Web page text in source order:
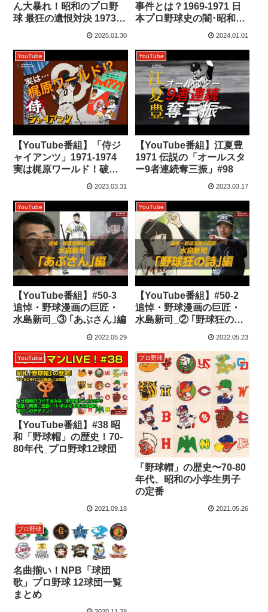
ん大暴れ！昭和のプロ野
球 最狂の遺恨対決 1973-
74 ロッテvs太平洋
2025.01.30
事件とは？1969-1971 日
本プロ野球史の闇･昭和の
2024.01.01
YouTube
【YouTube番組】「侍ジ
ャイアンツ」1971-1974
実は梶原ワールド！破天
荒プロ野球・魔球アニメ
った#100
2023.03.31
YouTube
【YouTube番組】江夏豊
1971 伝説の「オールスタ
ー9者連続奪三振」#98
2023.03.17
YouTube
【YouTube番組】#50-3
追悼・野球漫画の巨匠・
水島新司_③ ｢あぶさん｣編
2022.05.29
YouTube
【YouTube番組】#50-2
追悼・野球漫画の巨匠・
水島新司_② ｢野球狂の詩｣
2022.05.23
YouTube
【YouTube番組】#38 昭
和「野球帽」の歴史！70-
80年代_プロ野球12球団
2021.09.18
プロ野球
「野球帽」の歴史〜70-80
年代、昭和の小学生男子
の定番
2021.05.26
プロ野球
名曲揃い！NPB「球団
歌」プロ野球 12球団一覧
まとめ